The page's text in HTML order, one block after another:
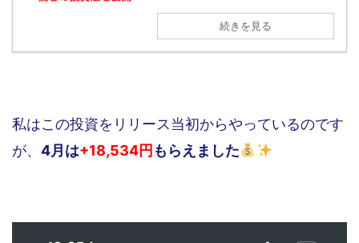
続きを見る
私はこの投資をリリース当初からやっているのです
が、 4月は+18,534円 もらえました